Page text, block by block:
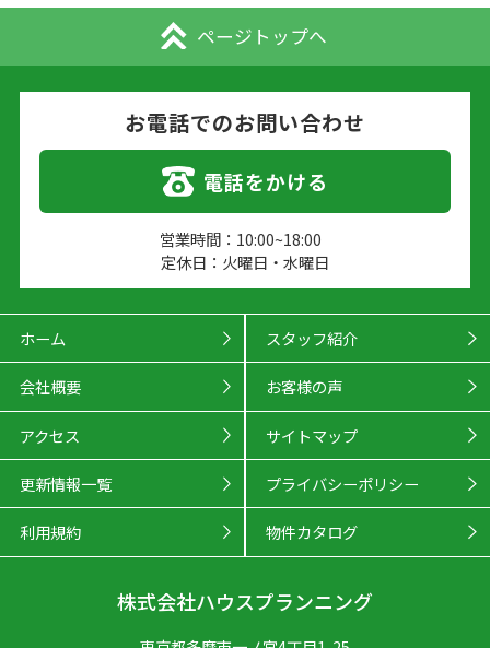
ページトップへ
お電話でのお問い合わせ
電話をかける
営業時間：10:00~18:00
定休日：火曜日・水曜日
ホーム スタッフ紹介
会社概要 お客様の声
アクセス サイトマップ
更新情報一覧 プライバシーポリシー
利用規約 物件カタログ
株式会社ハウスプランニング